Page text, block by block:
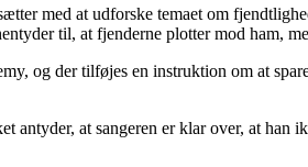
med at udforske temaet om
til, at fjenderne plotter mod ham,
og der tilføjes en instruktion om at
antyder, at sangeren er klar over, at